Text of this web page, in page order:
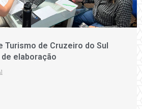
Turismo de Cruzeiro do Sul
elaboração